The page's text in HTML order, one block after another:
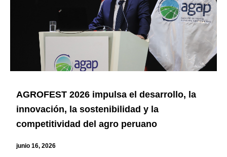
AGROFEST 2026 impulsa el desarrollo, la
innovación, la sostenibilidad y la
competitividad del agro peruano
junio 16, 2026